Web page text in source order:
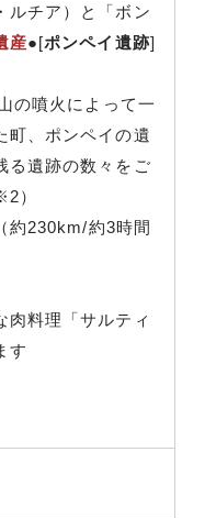
チア）と「ボン
産●[ポンペイ遺跡]
の噴火によって一
町、ポンペイの遺
る遺跡の数々をご
）
約230km/約3時間
肉料理「サルティ
す